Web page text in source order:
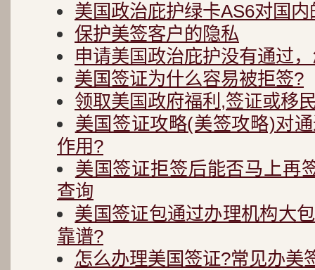
美国政治庇护绿卡AS6对国
保护美签客户的隐私
申请美国政治庇护没有通过
美国签证为什么容易被拒签?
领取美国政府福利,签证或移
美国签证攻略(美签攻略)对
作用?
美国签证拒签后能否马上再
查询
美国签证包通过办理机构大
靠谱?
怎么办理美国签证?常见办美